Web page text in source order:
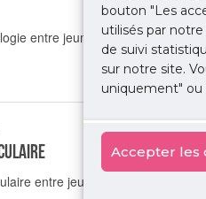
bouton "Les
utilisés par
de suivi
sur notre site.
uniquement" ou
Accepter les
entre jeunes médecins et
entre jeunes médecins et